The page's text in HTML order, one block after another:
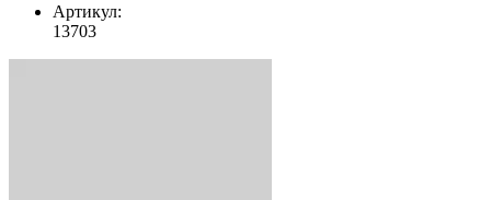
Артикул:
13703